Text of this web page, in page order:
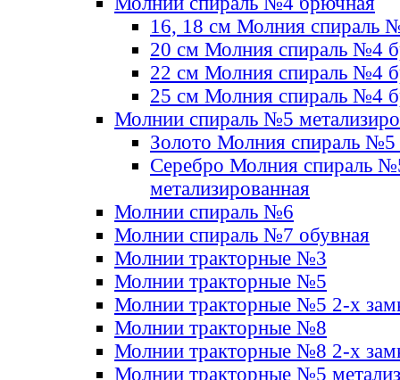
16, 18 см Молния спираль
20 см Молния спираль №4
22 см Молния спираль №4
25 см Молния спираль №4
Молнии спираль №5
Золото Молния спираль №5
Серебро Молния спираль
метализированная
Молнии спираль №6
Молнии спираль №7 обувная
Молнии тракторные №3
Молнии тракторные №5
Молнии тракторные №5 2-х
Молнии тракторные №8
Молнии тракторные №8 2-х
Молнии тракторные №5